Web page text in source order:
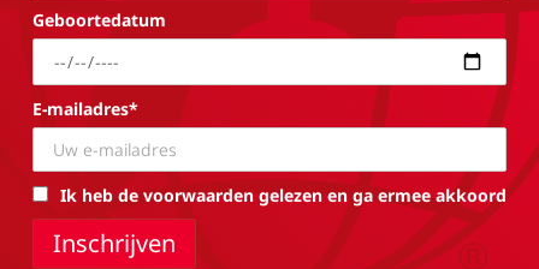
Geboortedatum
E-mailadres*
Ik heb de voorwaarden gelezen en ga ermee akkoord